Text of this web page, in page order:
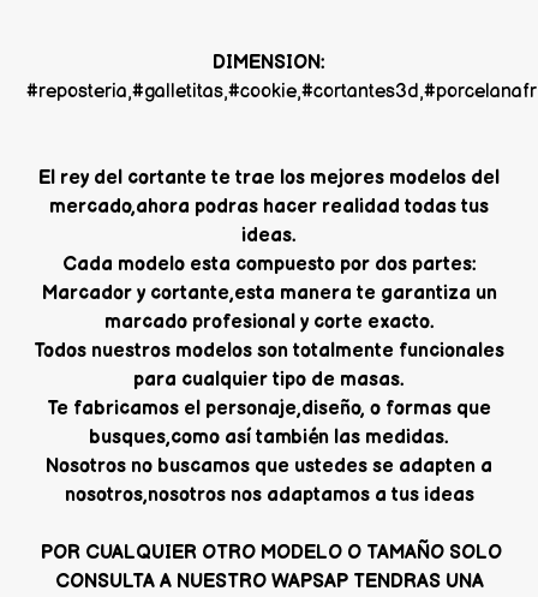
DIMENSION:
El rey del cortante te trae los mejores modelos del
mercado,ahora podras hacer realidad todas tus
ideas.
Cada modelo esta compuesto por dos partes:
Marcador y cortante,esta manera te garantiza un
marcado profesional y corte exacto.
Todos nuestros modelos son totalmente funcionales
para cualquier tipo de masas.
Te fabricamos el personaje,diseño, o formas que
busques,como así también las medidas.
Nosotros no buscamos que ustedes se adapten a
nosotros,nosotros nos adaptamos a tus ideas
POR CUALQUIER OTRO MODELO O TAMAÑO SOLO
CONSULTA A NUESTRO WAPSAP TENDRAS UNA